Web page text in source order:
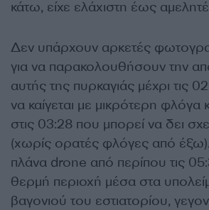
κάτω, είχε ελάχιστη έως
Δεν υπάρχουν αρκετές
για να παρακολουθήσουν την
αυτής της πυρκαγιάς μέχρι τις
να καίγεται με μικρότερη φλόγα
στις 03:28 που μπορεί να δει
(χωρίς ορατές φλόγες από
πλάνα drone από περίπου τις
θερμή περιοχή μέσα στα
βαγονιού του εστιατορίου,